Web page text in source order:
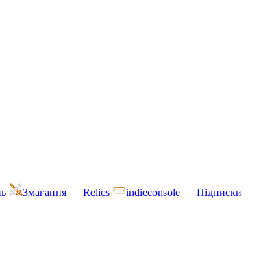
Змагання Relics indieconsole Підписки